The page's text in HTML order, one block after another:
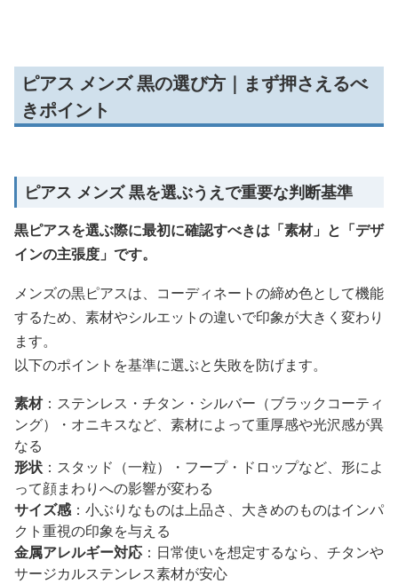
ピアス メンズ 黒の選び方｜まず押さえるべ
きポイント
ピアス メンズ 黒を選ぶうえで重要な判断基準
黒ピアスを選ぶ際に最初に確認すべきは「素材」と「デザ
インの主張度」です。
メンズの黒ピアスは、コーディネートの締め色として機能
するため、素材やシルエットの違いで印象が大きく変わり
ます。
以下のポイントを基準に選ぶと失敗を防げます。
素材：ステンレス・チタン・シルバー（ブラックコーティ
ング）・オニキスなど、素材によって重厚感や光沢感が異
なる
形状 ：スタッド（一粒）・フープ・ドロップなど、形によ
って顔まわりへの影響が変わる
サイズ感：小ぶりなものは上品さ、大きめのものはインパ
クト重視の印象を与える
金属アレルギー対応 ：日常使いを想定するなら、チタンや
サージカルステンレス素材が安心